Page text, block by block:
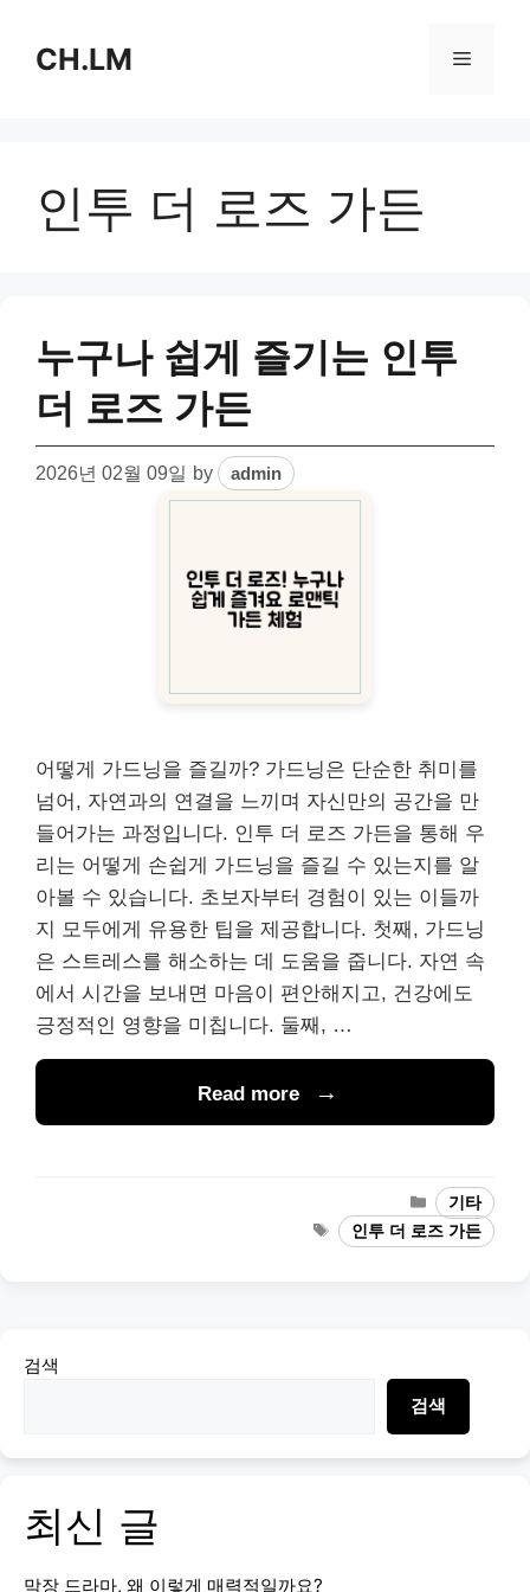
contentCH.LM Menu
인투 더 로즈 가든
누구나 쉽게 즐기는 인투
더 로즈 가든
2026년 02월 09일 by admin
어떻게 가드닝을 즐길까? 가드닝은 단순한 취미를
넘어, 자연과의 연결을 느끼며 자신만의 공간을 만
들어가는 과정입니다. 인투 더 로즈 가든을 통해 우
리는 어떻게 손쉽게 가드닝을 즐길 수 있는지를 알
아볼 수 있습니다. 초보자부터 경험이 있는 이들까
지 모두에게 유용한 팁을 제공합니다. 첫째, 가드닝
은 스트레스를 해소하는 데 도움을 줍니다. 자연 속
에서 시간을 보내면 마음이 편안해지고, 건강에도
긍정적인 영향을 미칩니다. 둘째, …
Read more
Categories
기타
Tags인투 더 로즈 가든
검색
검색
최신 글
막장 드라마, 왜 이렇게 매력적일까요?